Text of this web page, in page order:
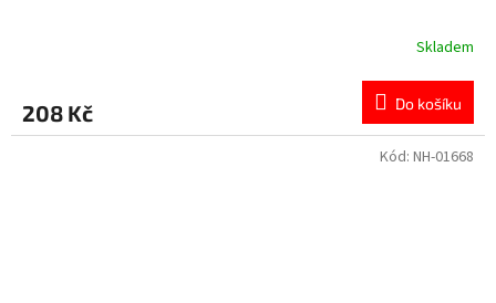
Skladem
208 Kč Do košíku
Kód: NH-01668